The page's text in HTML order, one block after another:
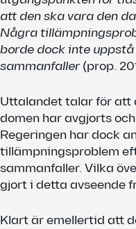
att den ska vara den
Några
borde dock inte
sammanfaller(prop.
Uttalandet talar för att
domen har avgjorts
Regeringen har dock
tillämpningsproblem
sammanfaller. Vilka
gjort i detta avseende
Klart är emellertid att